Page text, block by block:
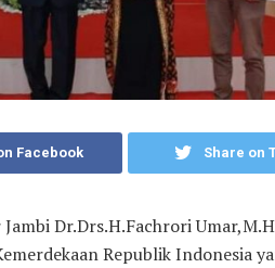
Facebook Share on
Dr.Drs.H.Fachrori
Republik Indonesia